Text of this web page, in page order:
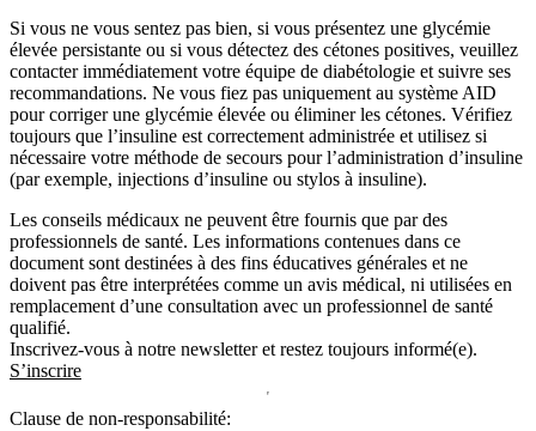
Si vous ne vous sentez pas bien, si vous présentez une glycémie
élevée persistante ou si vous détectez des cétones positives, veuillez
contacter immédiatement votre équipe de diabétologie et suivre ses
recommandations. Ne vous fiez pas uniquement au système AID
pour corriger une glycémie élevée ou éliminer les cétones. Vérifiez
toujours que l’insuline est correctement administrée et utilisez si
nécessaire votre méthode de secours pour l’administration d’insuline
(par exemple, injections d’insuline ou stylos à insuline).
Les conseils médicaux ne peuvent être fournis que par des
professionnels de santé. Les informations contenues dans ce
document sont destinées à des fins éducatives générales et ne
doivent pas être interprétées comme un avis médical, ni utilisées en
remplacement d’une consultation avec un professionnel de santé
qualifié.
Inscrivez-vous à notre newsletter et restez toujours informé(e).
S’inscrire
Clause de non-responsabilité: